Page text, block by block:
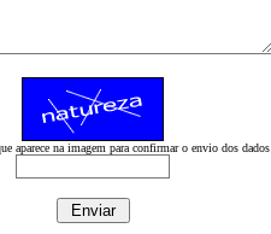
aparece na imagem para confirmar o envio dos dados